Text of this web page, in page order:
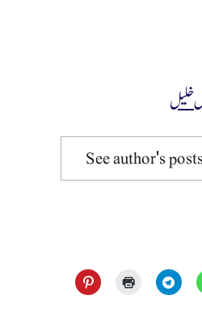
خلیل
See author's